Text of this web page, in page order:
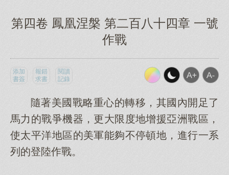
第四卷 鳳凰涅槃 第二百八十四章 一號
作戰
添加
書簽
報錯
求書
閱讀
記錄
隨著美國戰略重心的轉移，其國內開足了
馬力的戰爭機器，更大限度地增援亞洲戰區，
使太平洋地區的美軍能夠不停頓地，進行一系
列的登陸作戰。